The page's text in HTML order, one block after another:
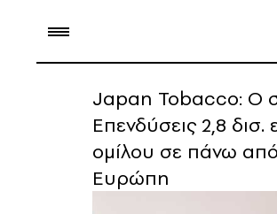
Japan Tobacco: Ο
Επενδύσεις 2,8
ομίλου σε πάνω
Ευρώπη